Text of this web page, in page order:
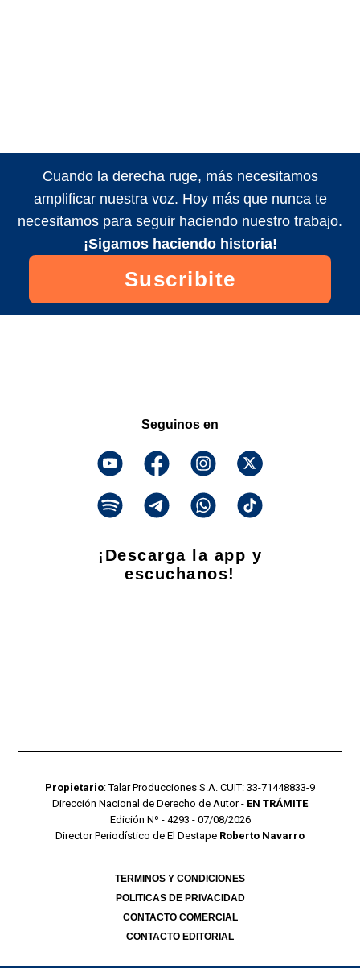
Cuando la derecha ruge, más necesitamos
amplificar nuestra voz. Hoy más que nunca te
necesitamos para seguir haciendo nuestro trabajo.
¡Sigamos haciendo historia!
Suscribite
Seguinos en
¡Descarga la app y
escuchanos!
Propietario: Talar Producciones S.A. CUIT: 33-71448833-9
Dirección Nacional de Derecho de Autor - EN TRÁMITE
Edición Nº - 4293 - 07/08/2026
Director Periodístico de El Destape Roberto Navarro
TERMINOS Y CONDICIONES
POLITICAS DE PRIVACIDAD
CONTACTO COMERCIAL
CONTACTO EDITORIAL